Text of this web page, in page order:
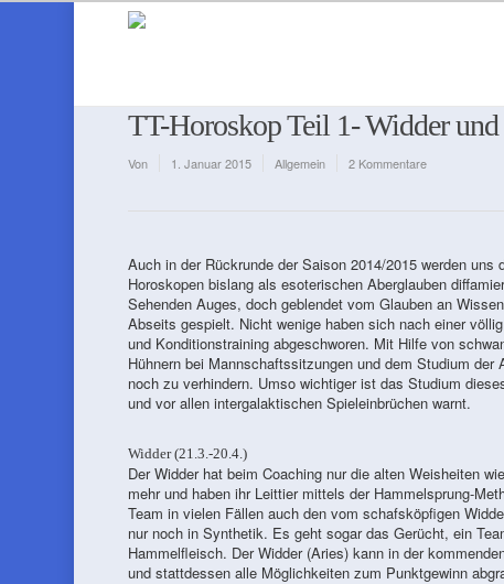
TT-Horoskop Teil 1- Widder
Von 1. Januar 2015 Allgemein 2 Kommentare
Auch in der Rückrunde der Saison 2014/2015 werden
Horoskopen bislang als esoterischen Aberglauben
Sehenden Auges, doch geblendet vom Glauben an
Abseits gespielt. Nicht wenige haben sich nach einer
und Konditionstraining abgeschworen. Mit Hilfe von
Hühnern bei Mannschaftssitzungen und dem Studium
noch zu verhindern. Umso wichtiger ist das Studium
und vor allen intergalaktischen Spieleinbrüchen warnt.
Widder (21.3.-20.4.)
Der Widder hat beim Coaching nur die alten Weisheiten
mehr und haben ihr Leittier mittels der Hammelsprung-
Team in vielen Fällen auch den vom schafsköpfigen
nur noch in Synthetik. Es geht sogar das Gerücht, ein
Hammelfleisch. Der Widder (Aries) kann in der
und stattdessen alle Möglichkeiten zum Punktgewinn